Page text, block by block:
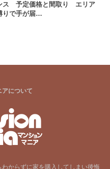
ス 予定価格と間取り エリア
りで手が届…
アについて
からずに家を購入してしまい後悔